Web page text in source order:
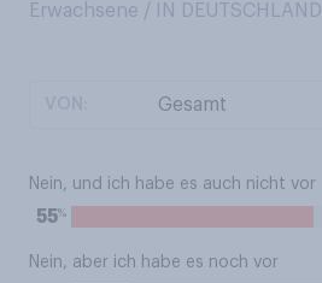
Erwachsene / IN DEUTSCHLAND
Nein, und ich habe es auch nicht vor
55%
Nein, aber ich habe es noch vor